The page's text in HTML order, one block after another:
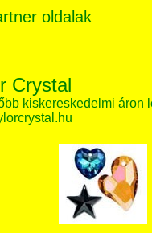
oldalak
Crystal
kiskereskedelmi áron